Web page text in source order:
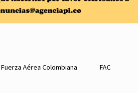
Fuerza Aérea Colombiana
FAC